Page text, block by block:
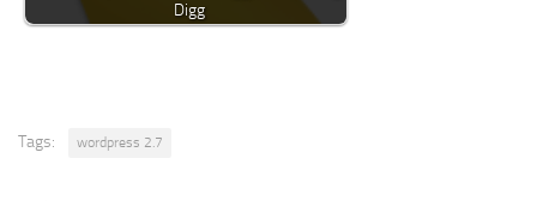
Digg
Tags: wordpress 2.7